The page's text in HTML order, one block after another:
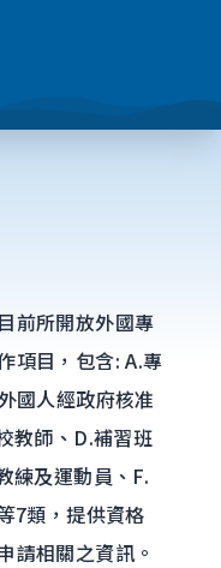
前所開放外國專
項目，包含: A.專
國人經政府核准
教師、D.補習班
練及運動員、F.
7類，提供資格
請相關之資訊。